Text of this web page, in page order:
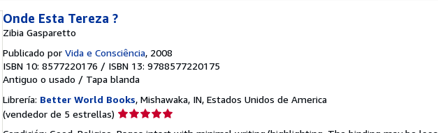
Onde Esta Tereza ?
Zibia Gasparetto
Publicado por Vida e Consciência, 2008
ISBN 10: 8577220176 / ISBN 13: 9788577220175
Antiguo o usado / Tapa blanda
Librería: Better World Books, Mishawaka, IN, Estados Unidos de America
(vendedor de 5 estrellas) Calificación